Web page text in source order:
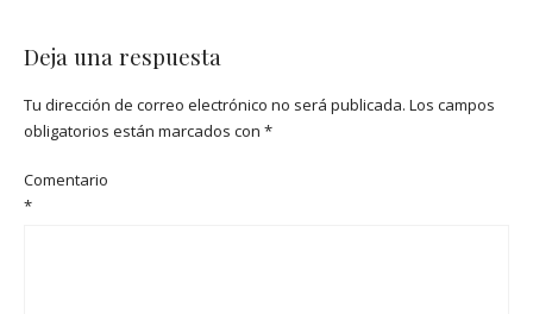
Deja una respuesta
Tu dirección de correo electrónico no será publicada. Los campos
obligatorios están marcados con *
Comentario
*